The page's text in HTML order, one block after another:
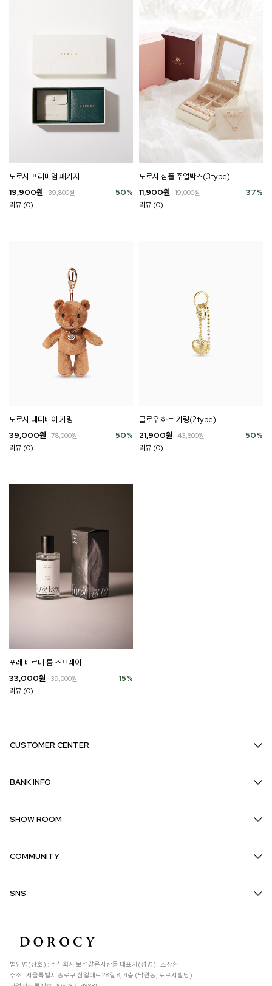
도로시 프리미엄 패키지
50%
19,900원 39,800원
리뷰 (0)
도로시 심플 주얼박스(3type)
37%
11,900원 19,000원
리뷰 (0)
도로시 테디베어 키링
50%
39,000원 78,000원
리뷰 (0)
글로우 하트 키링(2type)
50%
21,900원 43,800원
리뷰 (0)
포레 베르테 룸 스프레이
15%
33,000원 39,000원
리뷰 (0)
CUSTOMER CENTER
BANK INFO
SHOW ROOM
COMMUNITY
SNS
법인명(상호) : 주식회사 보석같은사람들 대표자(성명) : 조상환
주소 : 서울특별시 종로구 삼일대로28길 8, 4층 (낙원동, 도로시빌딩)